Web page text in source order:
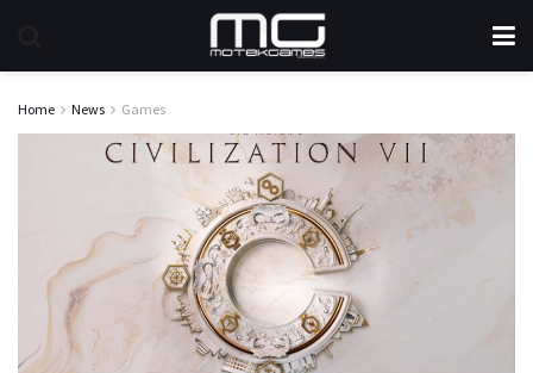
Home News Games